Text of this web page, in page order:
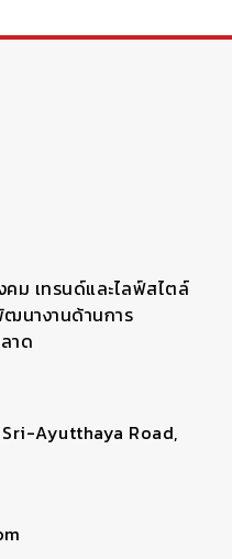
ม เทรนด์และไลฟ์สไตล์
ฒนางานด้านการ
าด
Ayutthaya Road,